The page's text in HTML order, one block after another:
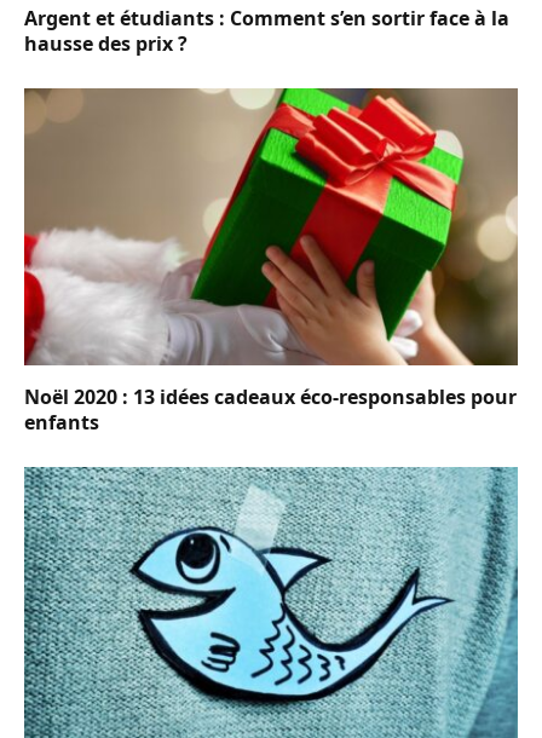
Argent et étudiants : Comment s’en sortir face à la
hausse des prix ?
Noël 2020 : 13 idées cadeaux éco-responsables pour
enfants